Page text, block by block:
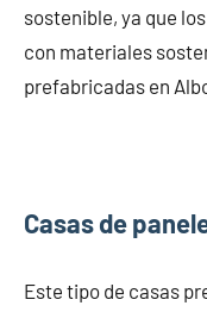
sostenible, ya que
con materiales
prefabricadas en
Casas de
Este tipo de casas